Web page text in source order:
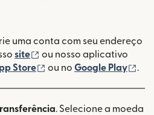
uma conta com seu endereço
site (abre em uma nova
ou nosso aplicativo
Store (abre em uma nova
ou no Google Play .
. Selecione a moeda